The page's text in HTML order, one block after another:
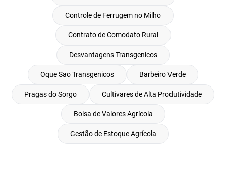
Controle de Ferrugem no Milho
Contrato de Comodato Rural
Desvantagens Transgenicos
Oque Sao Transgenicos Barbeiro Verde
Pragas do Sorgo Cultivares de Alta Produtividade
Bolsa de Valores Agrícola
Gestão de Estoque Agrícola